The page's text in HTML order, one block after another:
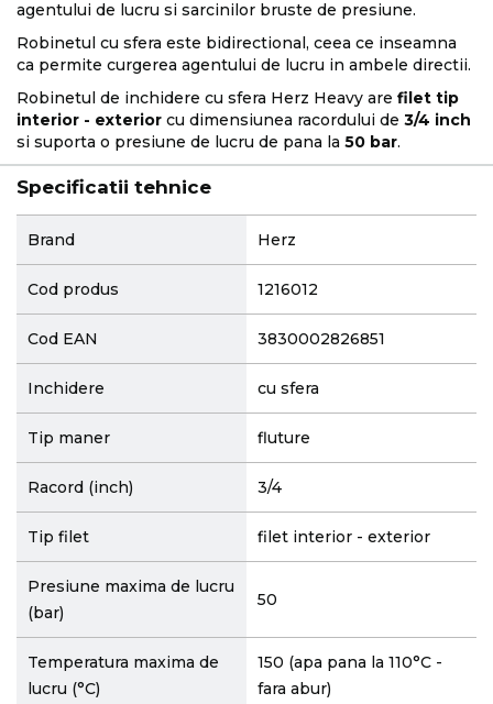
agentului de lucru si sarcinilor bruste de presiune.
Robinetul cu sfera este bidirectional, ceea ce inseamna
ca permite curgerea agentului de lucru in ambele directii.
Robinetul de inchidere cu sfera Herz Heavy are filet tip
interior - exterior cu dimensiunea racordului de 3/4 inch
si suporta o presiune de lucru de pana la 50 bar.
Specificatii tehnice
Brand Herz
Cod produs 1216012
Cod EAN 3830002826851
Inchidere cu sfera
Tip maner fluture
Racord (inch) 3/4
Tip filet filet interior - exterior
Presiune maxima de lucru
(bar)
50
Temperatura maxima de
lucru (°C)
150 (apa pana la 110°C -
fara abur)